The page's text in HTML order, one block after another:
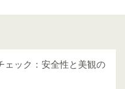
ェック：安全性と美観の